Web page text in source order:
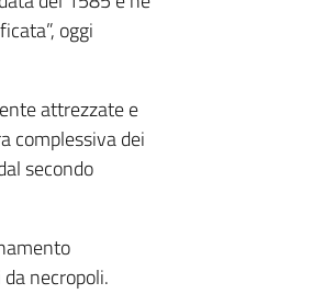
oggi
attrezzate e
complessiva dei
secondo
necropoli.